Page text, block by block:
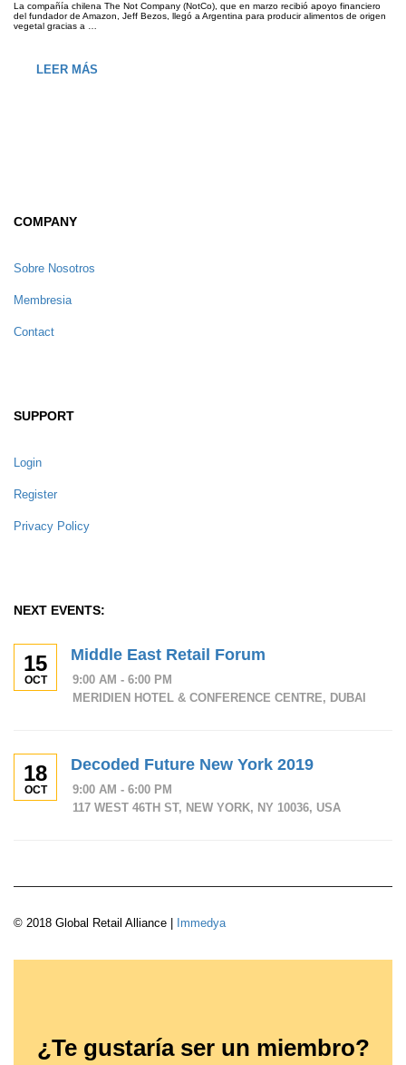
La compañía chilena The Not Company (NotCo), que en marzo recibió apoyo financiero
del fundador de Amazon, Jeff Bezos, llegó a Argentina para producir alimentos de origen
vegetal gracias a …
LEER MÁS
COMPANY
Sobre Nosotros
Membresia
Contact
SUPPORT
Login
Register
Privacy Policy
NEXT EVENTS:
15
OCT
Middle East Retail Forum
9:00 AM - 6:00 PM
MERIDIEN HOTEL & CONFERENCE CENTRE, DUBAI
18
OCT
Decoded Future New York 2019
9:00 AM - 6:00 PM
117 WEST 46TH ST, NEW YORK, NY 10036, USA
© 2018 Global Retail Alliance | Immedya
¿Te gustaría ser un miembro?